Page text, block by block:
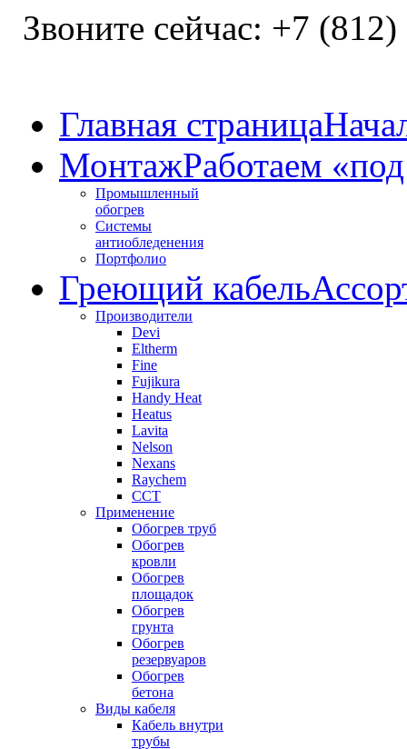
Звоните сейчас: +7 (812)
Главная страница
МонтажРаботаем
Промышленный
обогрев
Системы
антиобледенения
Портфолио
Греющий кабель
Производители
Devi
Eltherm
Fine
Fujikura
Handy Heat
Heatus
Lavita
Nelson
Nexans
Raychem
ССТ
Применение
Обогрев труб
Обогрев
кровли
Обогрев
площадок
Обогрев
грунта
Обогрев
резервуаров
Обогрев
бетона
Виды кабеля
Кабель внутри
трубы